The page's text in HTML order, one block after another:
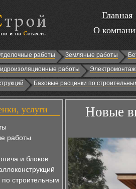
Главная
О
работы Земляные работы
работы
Базовые расценки по
услуги
работы
и блоков
строительным
Новые